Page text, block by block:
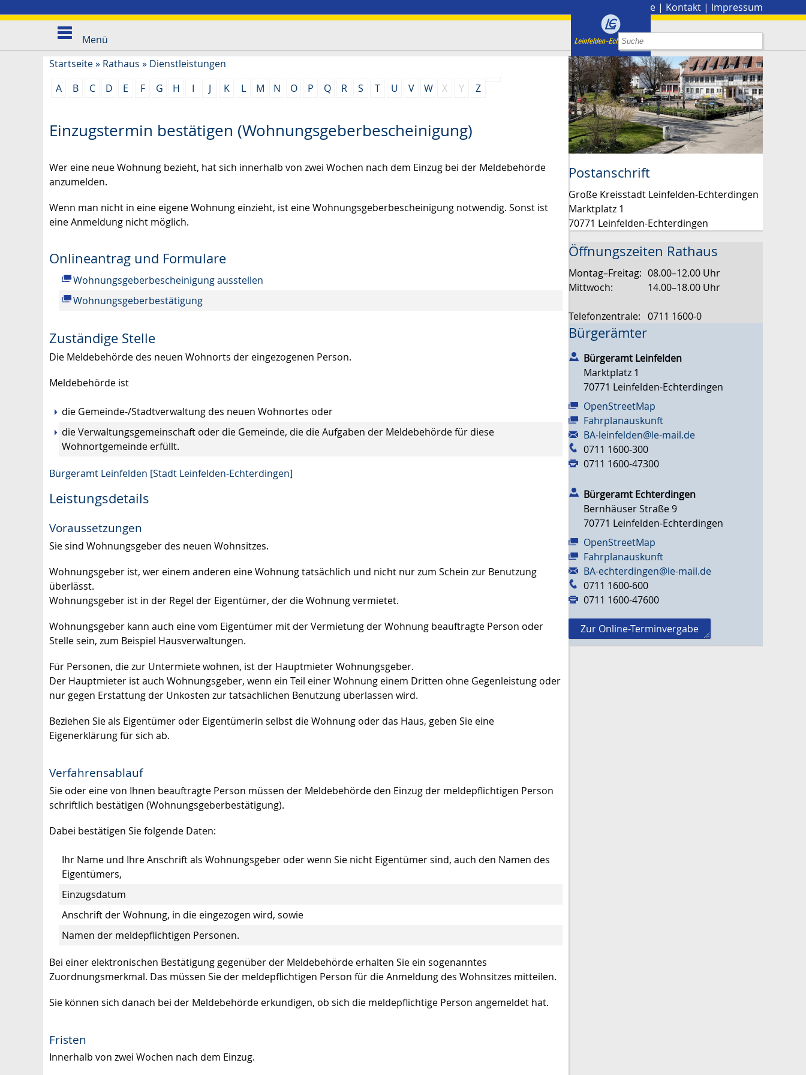
Presse | Kontakt | Impressum
Menü
Startseite» Rathaus » Dienstleistungen
A
B C D E F G H I J K L M N O P Q R S T U V W X Y Z
Einzugstermin bestätigen (Wohnungsgeberbescheinigung)
Wer eine neue Wohnung bezieht, hat sich innerhalb von zwei Wochen nach dem Einzug bei der Meldebehörde
anzumelden.
Wenn man nicht in eine eigene Wohnung einzieht, ist eine Wohnungsgeberbescheinigung notwendig. Sonst ist
eine Anmeldung nicht möglich.
Onlineantrag und Formulare
Wohnungsgeberbescheinigung ausstellen
Wohnungsgeberbestätigung
Zuständige Stelle
Die Meldebehörde des neuen Wohnorts der eingezogenen Person.
Meldebehörde ist
die Gemeinde-/Stadtverwaltung des neuen Wohnortes oder
die Verwaltungsgemeinschaft oder die Gemeinde, die die Aufgaben der Meldebehörde für diese
Wohnortgemeinde erfüllt.
Bürgeramt Leinfelden [Stadt Leinfelden-Echterdingen]
Leistungsdetails
Voraussetzungen
Sie sind Wohnungsgeber des neuen Wohnsitzes.
Wohnungsgeber ist, wer einem anderen eine Wohnung tatsächlich und nicht nur zum Schein zur Benutzung
überlässt.
Wohnungsgeber ist in der Regel der Eigentümer, der die Wohnung vermietet.
Wohnungsgeber kann auch eine vom Eigentümer mit der Vermietung der Wohnung beauftragte Person oder
Stelle sein, zum Beispiel Hausverwaltungen.
Für Personen, die zur Untermiete wohnen, ist der Hauptmieter Wohnungsgeber.
Der Hauptmieter ist auch Wohnungsgeber, wenn ein Teil einer Wohnung einem Dritten ohne Gegenleistung oder
nur gegen Erstattung der Unkosten zur tatsächlichen Benutzung überlassen wird.
Beziehen Sie als Eigentümer oder Eigentümerin selbst die Wohnung oder das Haus, geben Sie eine
Eigenerklärung für sich ab.
Verfahrensablauf
Sie oder eine von Ihnen beauftragte Person müssen der Meldebehörde den Einzug der meldepflichtigen Person
schriftlich bestätigen (Wohnungsgeberbestätigung).
Dabei bestätigen Sie folgende Daten:
Ihr Name und Ihre Anschrift als Wohnungsgeber oder wenn Sie nicht Eigentümer sind, auch den Namen des
Eigentümers,
Einzugsdatum
Anschrift der Wohnung, in die eingezogen wird, sowie
Namen der meldepflichtigen Personen.
Bei einer elektronischen Bestätigung gegenüber der Meldebehörde erhalten Sie ein sogenanntes
Zuordnungsmerkmal. Das müssen Sie der meldepflichtigen Person für die Anmeldung des Wohnsitzes mitteilen.
Sie können sich danach bei der Meldebehörde erkundigen, ob sich die meldepflichtige Person angemeldet hat.
Fristen
Innerhalb von zwei Wochen nach dem Einzug.
Postanschrift
Große Kreisstadt Leinfelden-Echterdingen
Marktplatz 1
70771 Leinfelden-Echterdingen
Öffnungszeiten Rathaus
Montag–Freitag: 08.00–12.00 Uhr
Mittwoch:
14.00–18.00 Uhr
Telefonzentrale: 0711 1600-0
Bürgerämter
Bürgeramt Leinfelden
Marktplatz 1
70771 Leinfelden-Echterdingen
OpenStreetMap
Fahrplanauskunft
BA-leinfelden@le-mail.de
0711 1600-300
0711 1600-47300
Bürgeramt Echterdingen
Bernhäuser Straße 9
70771 Leinfelden-Echterdingen
OpenStreetMap
Fahrplanauskunft
BA-echterdingen@le-mail.de
0711 1600-600
0711 1600-47600
Zur Online-Terminvergabe